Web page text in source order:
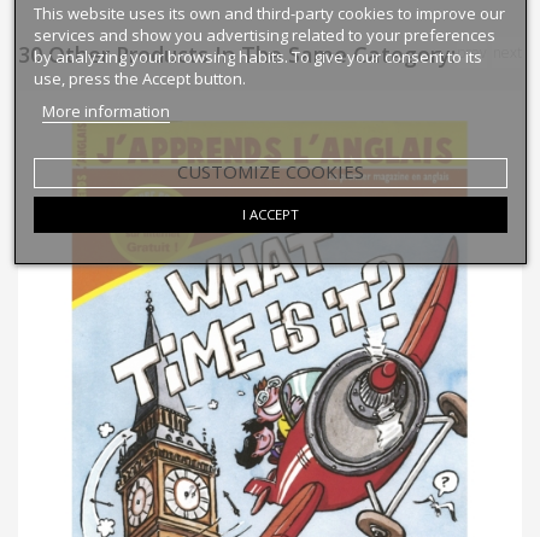
30 Other Products In The Same Category:prev
This website uses its own and third-party cookies to improve our
services and show you advertising related to your preferences
by analyzing your browsing habits. To give your consent to its
use, press the Accept button.
More information
CUSTOMIZE COOKIES
I ACCEPT